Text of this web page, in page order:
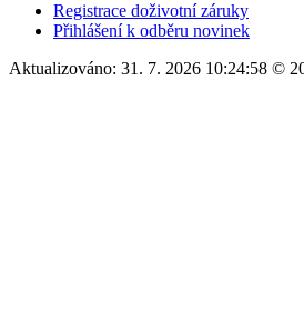
Registrace doživotní záruky
Přihlášení k odběru novinek
Aktualizováno: 31. 7. 2026 10:24:58 ©